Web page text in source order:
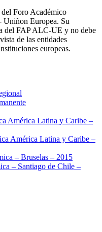
Foro Académico
Uniñon Europea. Su
del FAP ALC-UE y no debe
de las entidades
europeas.
América Latina y Caribe –
América Latina y Caribe –
– Bruselas – 2015
– Santiago de Chile –